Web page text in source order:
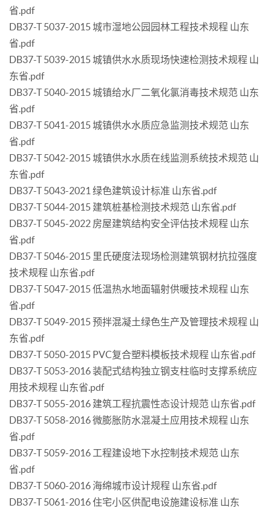
省.pdf
DB37-T 5037-2015 城市湿地公园园林工程技术规程 山东
省.pdf
DB37-T 5039-2015 城镇供水水质现场快速检测技术规程 山
东省.pdf
DB37-T 5040-2015 城镇给水厂二氧化氯消毒技术规范 山东
省.pdf
DB37-T 5041-2015 城镇供水水质应急监测技术规范 山东
省.pdf
DB37-T 5042-2015 城镇供水水质在线监测系统技术规范 山
东省.pdf
DB37-T 5043-2021 绿色建筑设计标准 山东省.pdf
DB37-T 5044-2015 建筑桩基检测技术规范 山东省.pdf
DB37-T 5045-2022 房屋建筑结构安全评估技术规程 山东
省.pdf
DB37-T 5046-2015 里氏硬度法现场检测建筑钢材抗拉强度
技术规程 山东省.pdf
DB37-T 5047-2015 低温热水地面辐射供暖技术规程 山东
省.pdf
DB37-T 5049-2015 预拌混凝土绿色生产及管理技术规程 山
东省.pdf
DB37-T 5050-2015 PVC复合塑料模板技术规程 山东省.pdf
DB37-T 5053-2016 装配式结构独立钢支柱临时支撑系统应
用技术规程 山东省.pdf
DB37-T 5055-2016 建筑工程抗震性态设计规范 山东省.pdf
DB37-T 5058-2016 微膨胀防水混凝土应用技术规程 山东
省.pdf
DB37-T 5059-2016 工程建设地下水控制技术规范 山东
省.pdf
DB37-T 5060-2016 海绵城市设计规程 山东省.pdf
DB37-T 5061-2016 住宅小区供配电设施建设标准 山东